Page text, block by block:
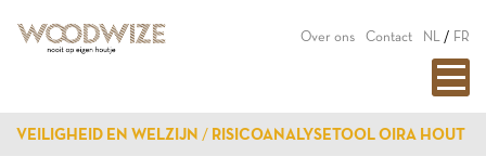
Over ons Contact NL / FR
VEILIGHEID EN WELZIJN RISICOANALYSETOOL OIRA HOUT